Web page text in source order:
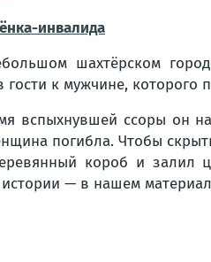
инвалида
шахтёрском
к мужчине, которого
вспыхнувшей ссоры он
погибла. Чтобы
короб и залил
— в нашем